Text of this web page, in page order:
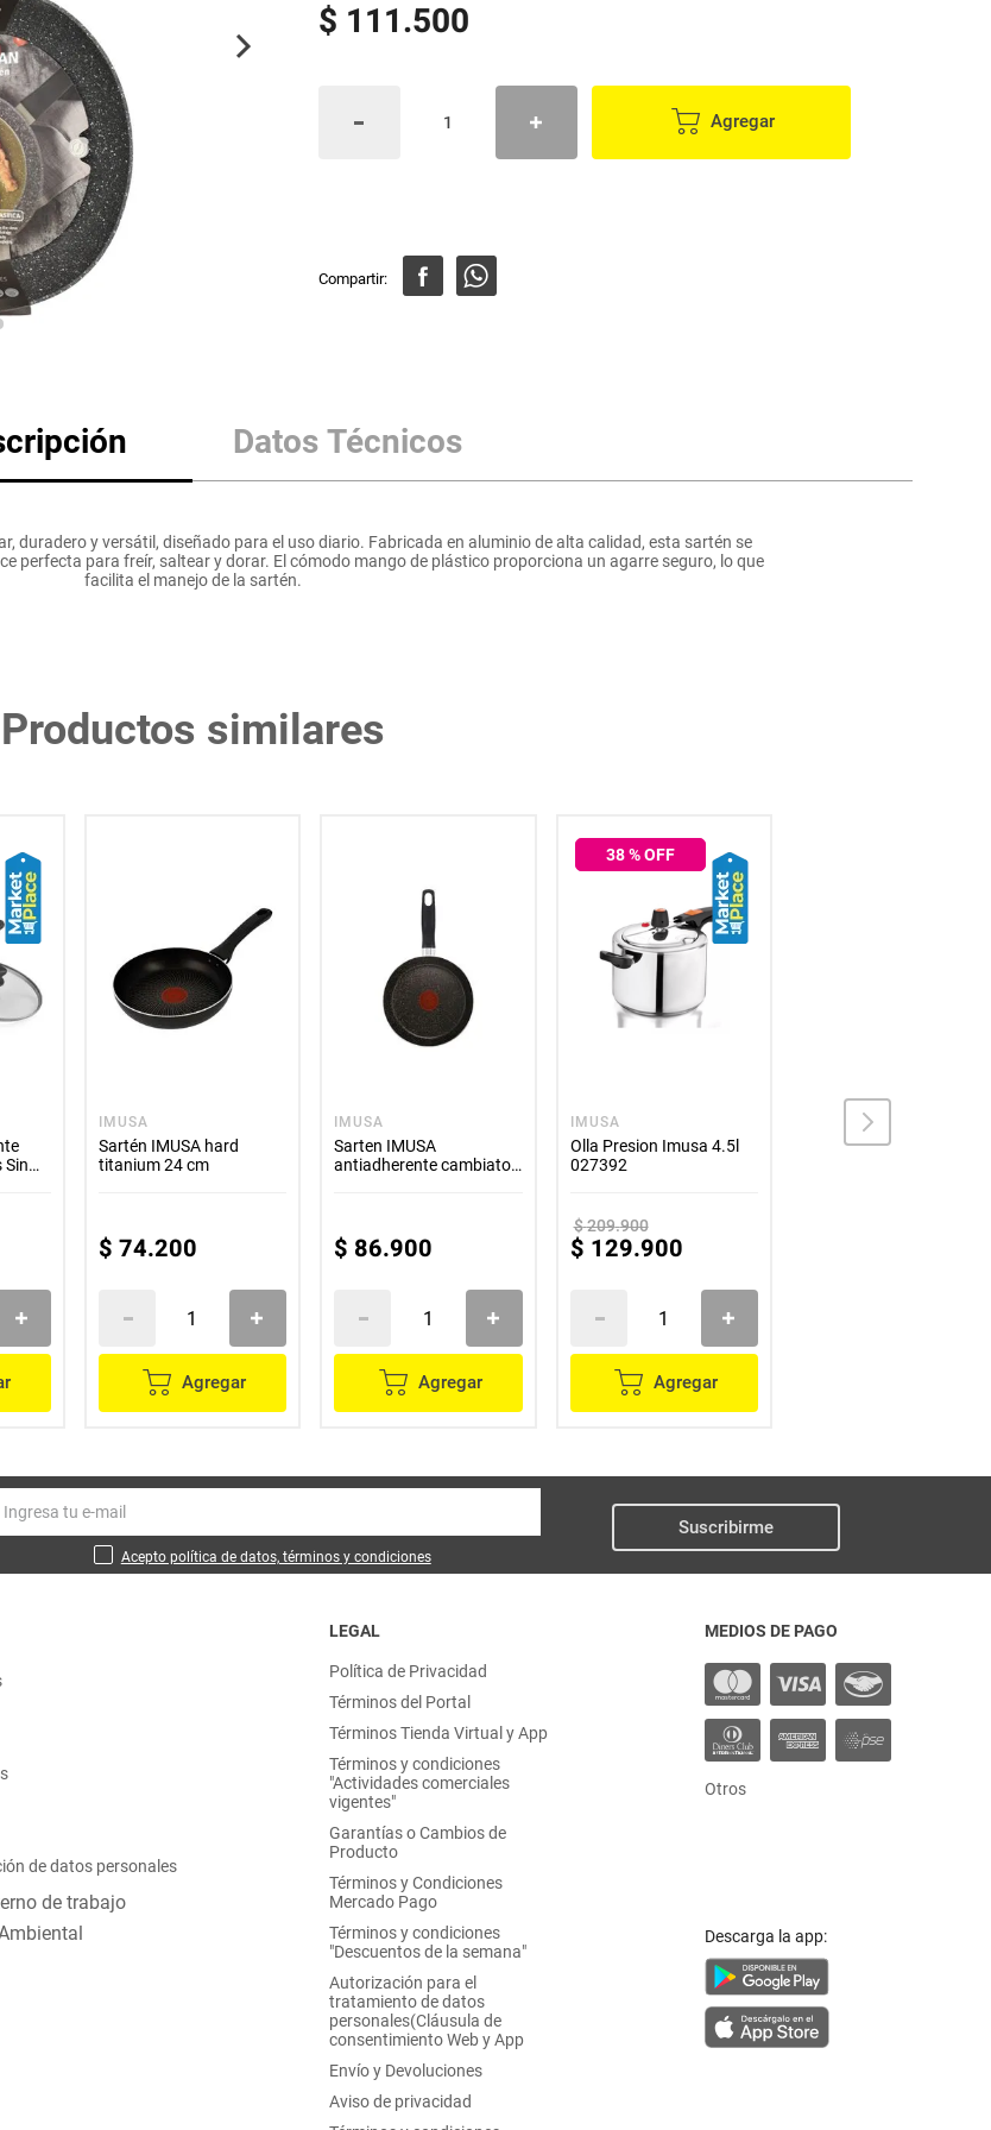
$ 111.500
Agregar
Datos Técnicos
duradero y versátil, diseñado para el uso diario. Fabricada en aluminio de alta calidad, esta sartén se
perfecta para freír, saltear y dorar. El cómodo mango de plástico proporciona un agarre seguro, lo que
facilita el manejo de la sartén.
Productos similares
Sin
IMUSA
Sartén IMUSA hard
titanium 24 cm
$ 74.200
Agregar
IMUSA
Sarten IMUSA
antiadherente cambiaton
$ 86.900
Agregar
38% OFF
IMUSA
Olla Presion Imusa 4.5l
027392
$209.900
$ 129.900
Agregar
UNIVERSAL
Olla Presion 3.5 Litros
Acepto política de datos, términos y condiciones
Suscribirme
de datos personales
de trabajo
LEGAL
Política de Privacidad
Términos del Portal
Términos Tienda Virtual y App
Términos y condiciones
"Actividades comerciales
vigentes"
Garantías o Cambios de
Producto
Términos y Condiciones
Mercado Pago
Términos y condiciones
"Descuentos de la semana"
Autorización para el
tratamiento de datos
personales(Cláusula de
consentimiento Web y App
Envío y Devoluciones
Aviso de privacidad
MEDIOS DE PAGO
Otros
Descarga la app: